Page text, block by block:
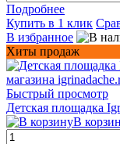
Подробнее
Купить в 1 клик
В избранное
Хиты продаж
Быстрый просмотр
Детская площадка
В